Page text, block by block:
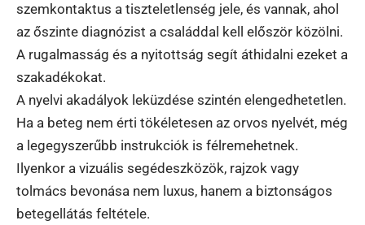
szemkontaktus a tiszteletlenség jele, és vannak, ahol
az őszinte diagnózist a családdal kell először közölni.
A rugalmasság és a nyitottság segít áthidalni ezeket a
szakadékokat.
A nyelvi akadályok leküzdése szintén elengedhetetlen.
Ha a beteg nem érti tökéletesen az orvos nyelvét, még
a legegyszerűbb instrukciók is félremehetnek.
Ilyenkor a vizuális segédeszközök, rajzok vagy
tolmács bevonása nem luxus, hanem a biztonságos
betegellátás feltétele.